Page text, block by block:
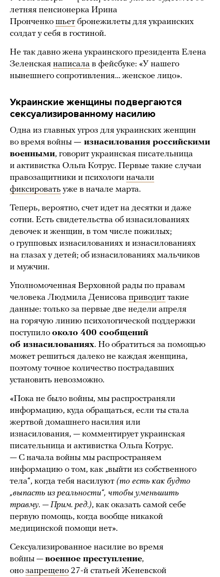
летняя пенсионерка Ирина
Пронченко шьет бронежилеты для украинских
солдат у себя в гостиной.
Не так давно жена украинского президента Елена
Зеленская написала в фейсбуке: «У нашего
нынешнего сопротивления… женское лицо».
Украинские женщины подвергаются
сексуализированному насилию
Одна из главных угроз для украинских женщин
во время войны — изнасилования российскими
военными, говорит украинская писательница
и активистка Ольга Котрус. Первые такие случаи
правозащитники и психологи начали
фиксировать уже в начале марта.
Теперь, вероятно, счет идет на десятки и даже
сотни. Есть свидетельства об изнасилованиях
девочек и женщин, в том числе пожилых;
о групповых изнасилованиях и изнасилованиях
на глазах у детей; об изнасилованиях мальчиков
и мужчин.
Уполномоченная Верховной рады по правам
человека Людмила Денисова приводит такие
данные: только за первые две недели апреля
на горячую линию психологической поддержки
поступило около 400 сообщений
об изнасилованиях. Но обратиться за помощью
может решиться далеко не каждая женщина,
поэтому точное количество пострадавших
установить невозможно.
«Пока не было войны, мы распространяли
информацию, куда обращаться, если ты стала
жертвой домашнего насилия или
изнасилования, — комментирует украинская
писательница и активистка Ольга Котрус.
— С начала войны мы распространяем
информацию о том, как „выйти из собственного
тела“, когда тебя насилуют (то есть как будто
„выпасть из реальности“, чтобы уменьшить
травму. — Прим. ред.), как оказать самой себе
первую помощь, когда вообще никакой
медицинской помощи нет».
Сексуализированное насилие во время
войны — военное преступление,
оно запрещено 27-й статьей Женевской